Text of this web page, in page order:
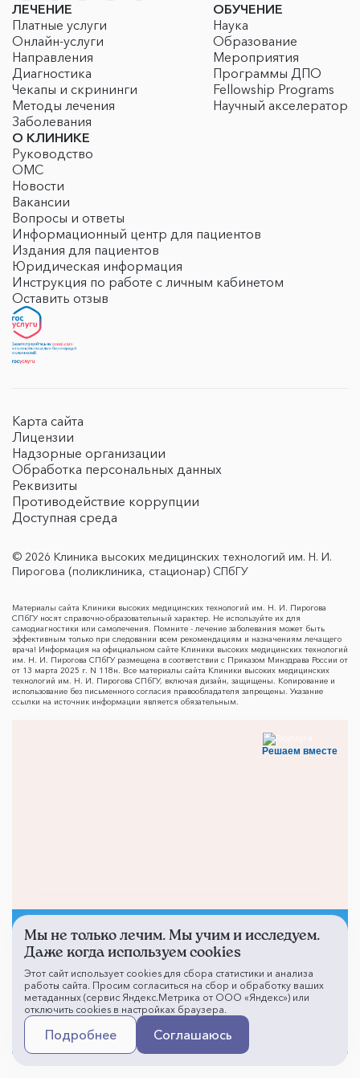
ЛЕЧЕНИЕ
Платные услуги
Онлайн-услуги
Направления
Диагностика
Чекапы и скрининги
Методы лечения
Заболевания
ОБУЧЕНИЕ
Наука
Образование
Мероприятия
Программы ДПО
Fellowship Programs
Научный акселератор
О КЛИНИКЕ
Руководство
ОМС
Новости
Вакансии
Вопросы и ответы
Информационный центр для пациентов
Издания для пациентов
Юридическая информация
Инструкция по работе с личным кабинетом
Оставить отзыв
Карта сайта
Лицензии
Надзорные организации
Обработка персональных данных
Реквизиты
Противодействие коррупции
Доступная среда
© 2026 Клиника высоких медицинских технологий им. Н. И.
Пирогова (поликлиника, стационар) СПбГУ
Материалы сайта Клиники высоких медицинских технологий им. Н. И. Пирогова
СПбГУ носят справочно-образовательный характер. Не используйте их для
самодиагностики или самолечения. Помните - лечение заболевания может быть
эффективным только при следовании всем рекомендациям и назначениям лечащего
врача! Информация на официальном сайте Клиники высоких медицинских технологий
им. Н. И. Пирогова СПбГУ размещена в соответствии с Приказом Минздрава России от
от 13 марта 2025 г. N 118н. Все материалы сайта Клиники высоких медицинских
технологий им. Н. И. Пирогова СПбГУ, включая дизайн, защищены. Копирование и
использование без письменного согласия правообладателя запрещены. Указание
ссылки на источник информации является обязательным.
Решаем вместе
Не смогли записаться к
врачу?
Написать о проблеме
Мы не только лечим. Мы учим и исследуем.
Даже когда используем cookies
Этот сайт использует cookies для сбора статистики и анализа
работы сайта. Просим согласиться на сбор и обработку ваших
метаданных (сервис Яндекс.Метрика от ООО «Яндекс») или
отключить cookies в настройках браузера.
Подробнее Соглашаюсь